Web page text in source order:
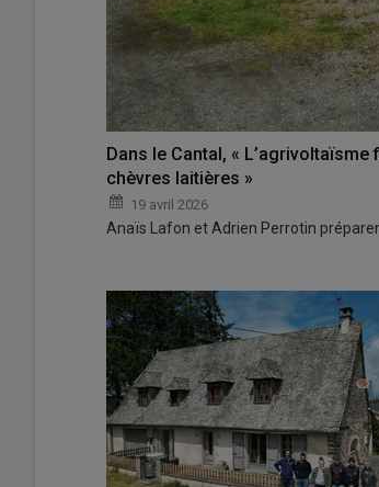
Dans le Cantal, «
chèvres laitières »
19 avril 2026
Anaïs Lafon et Adrien Perrotin